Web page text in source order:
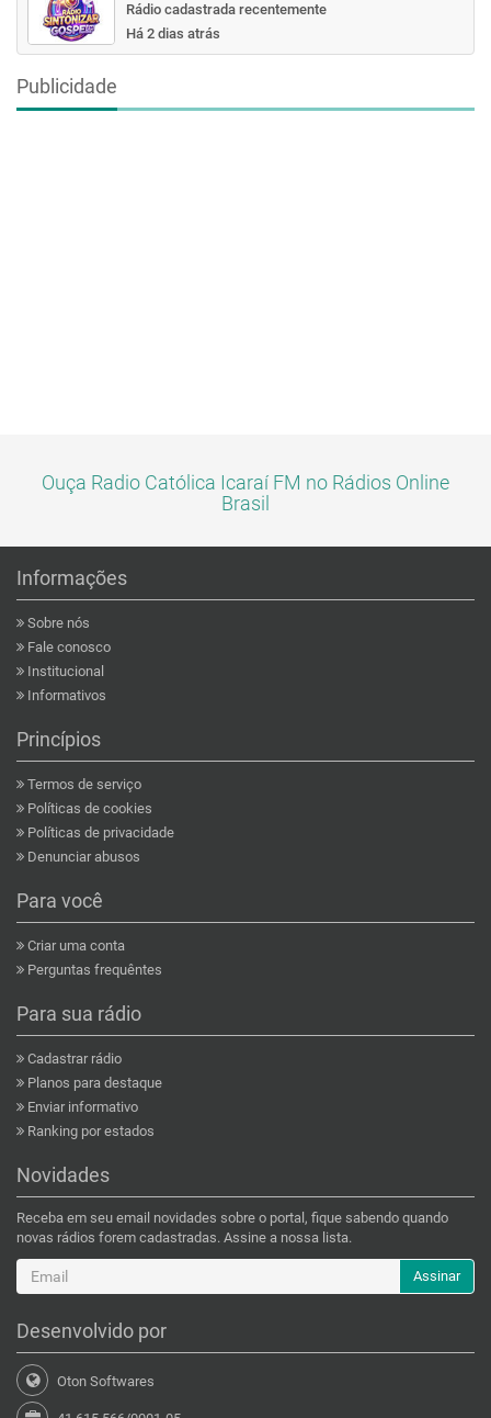
Rádio cadastrada recentemente
Há 2 dias atrás
Publicidade
Ouça Radio Católica Icaraí FM no Rádios Online
Brasil
Informações
Sobre nós
Fale conosco
Institucional
Informativos
Princípios
Termos de serviço
Políticas de cookies
Políticas de privacidade
Denunciar abusos
Para você
Criar uma conta
Perguntas frequêntes
Para sua rádio
Cadastrar rádio
Planos para destaque
Enviar informativo
Ranking por estados
Novidades
Receba em seu email novidades sobre o portal, fique sabendo quando
novas rádios forem cadastradas. Assine a nossa lista.
Assinar
Desenvolvido por
Oton Softwares